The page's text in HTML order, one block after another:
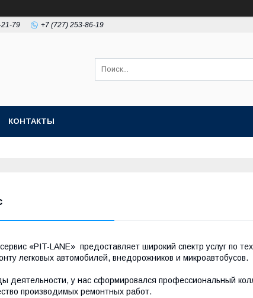
79 +7 (727) 253-86-19
КОНТАКТЫ
«PIT-LANE» предоставляет широкий спектр услуг по
легковых автомобилей, внедорожников и микроавтобусов.
деятельности, у нас сформировался профессиональный
производимых ремонтных работ.